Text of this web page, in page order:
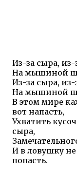
Из-за сыра, из-
На мышиной
Из-за сыра, из-
На мышиной
В этом мире
вот напасть,
Ухватить
сыра,
И в ловушку
попасть.